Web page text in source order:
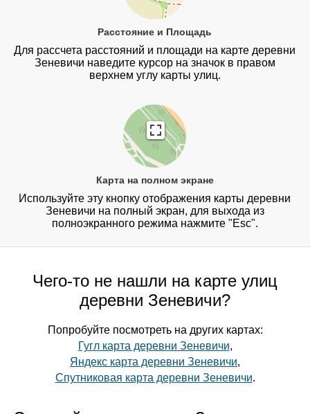
Расстояние и Площадь
Для рассчета расстояний и площади на карте деревни
Зеневичи наведите курсор на значок в правом
верхнем углу карты улиц.
Карта на полном экране
Используйте эту кнопку отображения карты деревни
Зеневичи на полный экран, для выхода из
полноэкранного режима нажмите "Esc".
Чего-то не нашли на карте улиц
деревни Зеневичи?
Попробуйте посмотреть на других картах:
Гугл карта деревни Зеневичи,
Яндекс карта деревни Зеневичи,
Спутниковая карта деревни Зеневичи.